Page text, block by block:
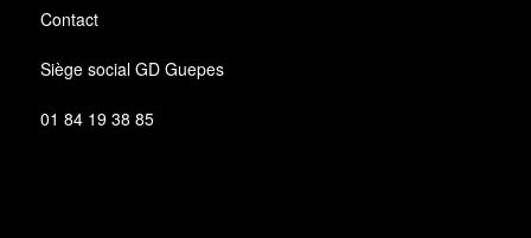
Contact
Siège social GD Guepes
01 84 19 38 85